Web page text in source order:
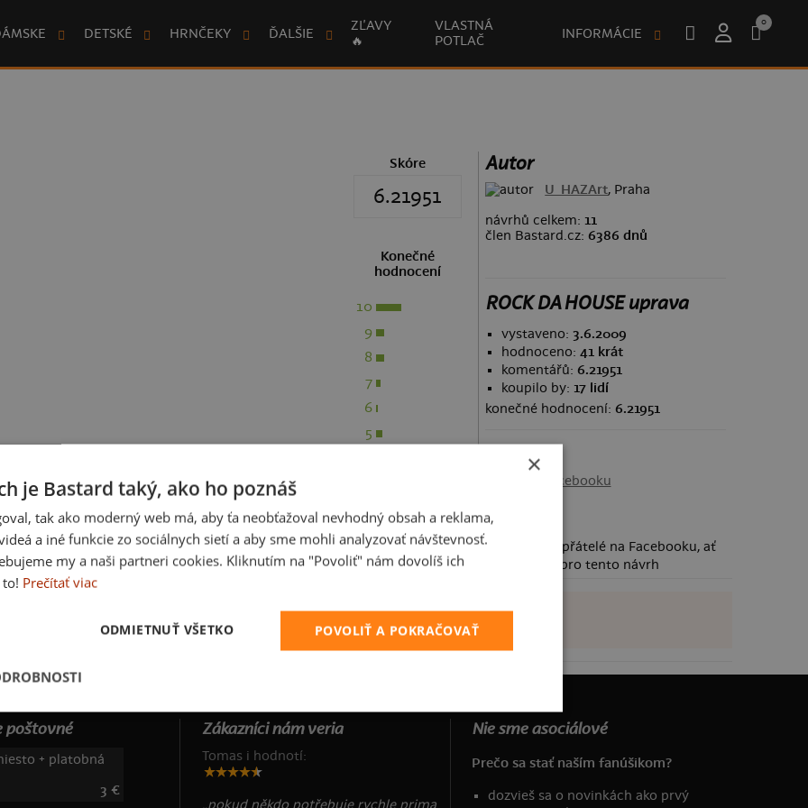
DETSKÉ HRNČEKY ĎALŠIE
ZĽAVY
🔥
VLASTNÁ
POTLAČ
INFORMÁCIE
0
Skóre
6.21951
Konečné
hodnocení
10
9
8
7
6
5
2
1
Autor
U_HAZArt, Praha
návrhů celkem: 11
člen Bastard.cz: 6386 dnů
ROCK DA HOUSE uprava
vystaveno: 3.6.2009
hodnoceno: 41 krát
komentářů: 6.21951
koupilo by: 17 lidí
konečné hodnocení: 6.21951
Sdílení
Sdílet na Facebooku
Požádej své přátelé na Facebooku, ať
taky hlasují pro tento návrh
poštovné
+ platobná
3 €
Zákazníci nám veria
Tomas i hodnotí:
Nie sme asociálové
Prečo sa stať naším fanúšikom?
dozvieš sa o novinkách ako prvý
×
je Bastard taký, ako ho poznáš
tak ako moderný web má, aby ťa neobťažoval nevhodný obsah a reklama,
a iné funkcie zo sociálnych sietí a aby sme mohli analyzovať návštevnosť.
my a naši partneri cookies. Kliknutím na "Povoliť" nám dovolíš ich
Prečítať viac
POVOLIŤ A POKRAČOVAŤ
ODMIETNUŤ VŠETKO